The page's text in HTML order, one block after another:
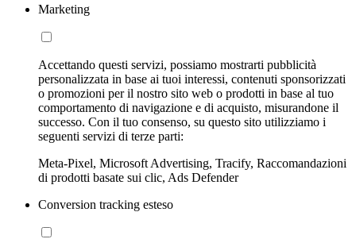
Marketing
Accettando questi servizi, possiamo mostrarti pubblicità
personalizzata in base ai tuoi interessi, contenuti sponsorizzati
o promozioni per il nostro sito web o prodotti in base al tuo
comportamento di navigazione e di acquisto, misurandone il
successo. Con il tuo consenso, su questo sito utilizziamo i
seguenti servizi di terze parti:
Meta-Pixel, Microsoft Advertising, Tracify, Raccomandazioni
di prodotti basate sui clic, Ads Defender
Conversion tracking esteso